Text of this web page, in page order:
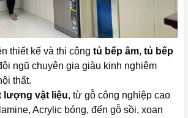
thiết kế và thi công tủ bếp âm, tủ bếp
ngũ chuyên gia giàu kinh nghiệm
thất.
lượng vật liệu, từ gỗ công nghiệp cao
Acrylic bóng, đến gỗ sồi, xoan